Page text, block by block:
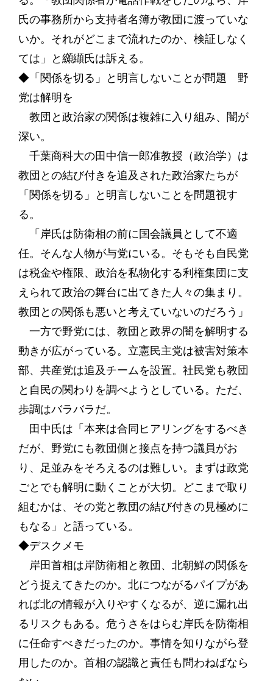
氏の事務所から支持者名簿が教団に渡っていな
いか。それがどこまで流れたのか、検証しなく
ては」と纐纈氏は訴える。
◆「関係を切る」と明言しないことが問題 野
党は解明を
教団と政治家の関係は複雑に入り組み、闇が
深い。
千葉商科大の田中信一郎准教授（政治学）は
教団との結び付きを追及された政治家たちが
「関係を切る」と明言しないことを問題視す
る。
「岸氏は防衛相の前に国会議員として不適
任。そんな人物が与党にいる。そもそも自民党
は税金や権限、政治を私物化する利権集団に支
えられて政治の舞台に出てきた人々の集まり。
教団との関係も悪いと考えていないのだろう」
一方で野党には、教団と政界の闇を解明する
動きが広がっている。立憲民主党は被害対策本
部、共産党は追及チームを設置。社民党も教団
と自民の関わりを調べようとしている。ただ、
歩調はバラバラだ。
田中氏は「本来は合同ヒアリングをするべき
だが、野党にも教団側と接点を持つ議員がお
り、足並みをそろえるのは難しい。まずは政党
ごとでも解明に動くことが大切。どこまで取り
組むかは、その党と教団の結び付きの見極めに
もなる」と語っている。
◆デスクメモ
岸田首相は岸防衛相と教団、北朝鮮の関係を
どう捉えてきたのか。北につながるパイプがあ
れば北の情報が入りやすくなるが、逆に漏れ出
るリスクもある。危うさをはらむ岸氏を防衛相
に任命すべきだったのか。事情を知りながら登
用したのか。首相の認識と責任も問わねばなら